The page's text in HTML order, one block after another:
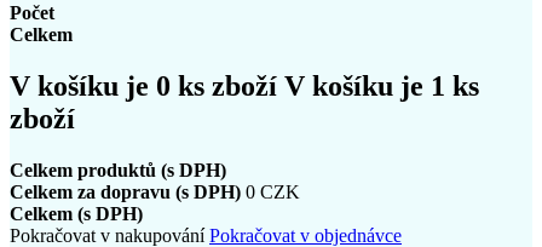
Počet
Celkem
V košíku je 0 ks zboží V košíku je 1 ks
zboží
Celkem produktů (s DPH)
Celkem za dopravu (s DPH) 0 CZK
Celkem (s DPH)
Pokračovat v nakupováníPokračovat v objednávce